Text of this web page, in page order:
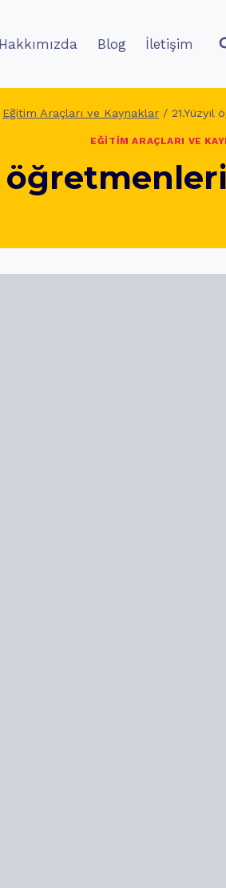
Hakkımızda Blog İletişim
Eğitim Araçları ve Kaynaklar /
EĞITIM ARAÇLARI VE